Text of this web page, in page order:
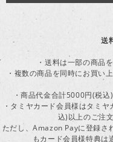
送
・送料は一部の商品
・複数の商品を同時にお買い
・商品代金合計5000円(税
・タミヤカード会員様はタミ
込)以上のご注
ただし、Amazon Payに登録さ
もカード会員様特典は